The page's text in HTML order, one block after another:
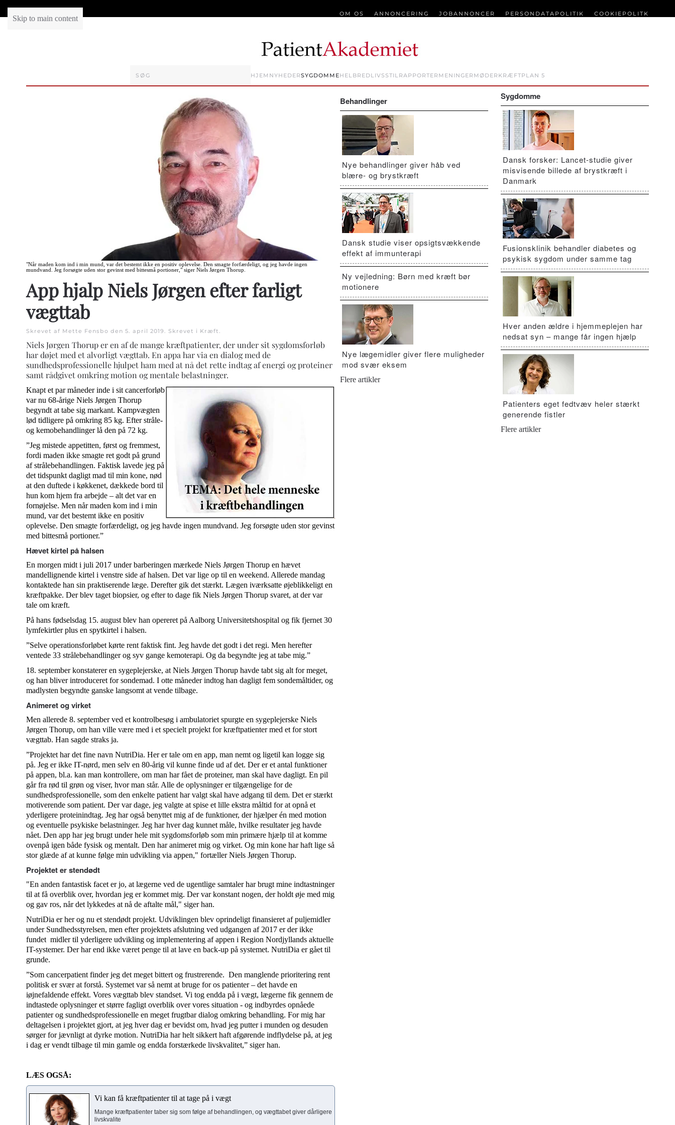
Skip to main content
OM OS ANNONCERING JOBANNONCER PERSONDATAPOLITIK COOKIEPOLITK
HJEM NYHEDERSYGDOMMEHELBREDLIVSSTILRAPPORTER MENINGER MØDER KRÆFTPLAN 5
"Når maden kom ind i min mund, var det bestemt ikke en positiv oplevelse. Den smagte forfærdeligt, og jeg havde ingen
mundvand. Jeg forsøgte uden stor gevinst med bittesmå portioner," siger Niels Jørgen Thorup.
App hjalp Niels Jørgen efter farligt
vægttab
Skrevet af Mette Fensbo den 5. april 2019. Skrevet i Kræft.
Niels Jørgen Thorup er en af de mange kræftpatienter, der under sit sygdomsforløb
har døjet med et alvorligt vægttab. En appa har via en dialog med de
sundhedsprofessionelle hjulpet ham med at nå det rette indtag af energi og proteiner
samt rådgivet omkring motion og mentale belastninger.
Knapt et par måneder inde i sit cancerforløb
var nu 68-årige Niels Jørgen Thorup
begyndt at tabe sig markant. Kampvægten
lød tidligere på omkring 85 kg. Efter stråle-
og kemobehandlinger lå den på 72 kg.
”Jeg mistede appetitten, først og fremmest,
fordi maden ikke smagte ret godt på grund
af strålebehandlingen. Faktisk lavede jeg på
det tidspunkt dagligt mad til min kone, nød
at den duftede i køkkenet, dækkede bord til
hun kom hjem fra arbejde – alt det var en
fornøjelse. Men når maden kom ind i min
mund, var det bestemt ikke en positiv
oplevelse. Den smagte forfærdeligt, og jeg havde ingen mundvand. Jeg forsøgte uden stor gevinst
med bittesmå portioner.”
Hævet kirtel på halsen
En morgen midt i juli 2017 under barberingen mærkede Niels Jørgen Thorup en hævet
mandellignende kirtel i venstre side af halsen. Det var lige op til en weekend. Allerede mandag
kontaktede han sin praktiserende læge. Derefter gik det stærkt. Lægen iværksatte øjeblikkeligt en
kræftpakke. Der blev taget biopsier, og efter to dage fik Niels Jørgen Thorup svaret, at der var
tale om kræft.
På hans fødselsdag 15. august blev han opereret på Aalborg Universitetshospital og fik fjernet 30
lymfekirtler plus en spytkirtel i halsen.
”Selve operationsforløbet kørte rent faktisk fint. Jeg havde det godt i det regi. Men herefter
ventede 33 strålebehandlinger og syv gange kemoterapi. Og da begyndte jeg at tabe mig.”
18. september konstaterer en sygeplejerske, at Niels Jørgen Thorup havde tabt sig alt for meget,
og han bliver introduceret for sondemad. I otte måneder indtog han dagligt fem sondemåltider, og
madlysten begyndte ganske langsomt at vende tilbage.
Animeret og virket
Men allerede 8. september ved et kontrolbesøg i ambulatoriet spurgte en sygeplejerske Niels
Jørgen Thorup, om han ville være med i et specielt projekt for kræftpatienter med et for stort
vægttab. Han sagde straks ja.
”Projektet har det fine navn NutriDia. Her er tale om en app, man nemt og ligetil kan logge sig
på. Jeg er ikke IT-nørd, men selv en 80-årig vil kunne finde ud af det. Der er et antal funktioner
på appen, bl.a. kan man kontrollere, om man har fået de proteiner, man skal have dagligt. En pil
går fra rød til grøn og viser, hvor man står. Alle de oplysninger er tilgængelige for de
sundhedsprofessionelle, som den enkelte patient har valgt skal have adgang til dem. Det er stærkt
motiverende som patient. Der var dage, jeg valgte at spise et lille ekstra måltid for at opnå et
yderligere proteinindtag. Jeg har også benyttet mig af de funktioner, der hjælper én med motion
og eventuelle psykiske belastninger. Jeg har hver dag kunnet måle, hvilke resultater jeg havde
nået. Den app har jeg brugt under hele mit sygdomsforløb som min primære hjælp til at komme
ovenpå igen både fysisk og mentalt. Den har animeret mig og virket. Og min kone har haft lige så
stor glæde af at kunne følge min udvikling via appen," fortæller Niels Jørgen Thorup.
Projektet er stendødt
"En anden fantastisk facet er jo, at lægerne ved de ugentlige samtaler har brugt mine indtastninger
til at få overblik over, hvordan jeg er kommet mig. Der var konstant nogen, der holdt øje med mig
og gav ros, når det lykkedes at nå de aftalte mål," siger han.
NutriDia er her og nu et stendødt projekt. Udviklingen blev oprindeligt finansieret af puljemidler
under Sundhedsstyrelsen, men efter projektets afslutning ved udgangen af 2017 er der ikke
fundet midler til yderligere udvikling og implementering af appen i Region Nordjyllands aktuelle
IT-systemer. Der har end ikke været penge til at lave en back-up på systemet. NutriDia er gået til
grunde.
”Som cancerpatient finder jeg det meget bittert og frustrerende. Den manglende prioritering rent
politisk er svær at forstå. Systemet var så nemt at bruge for os patienter – det havde en
iøjnefaldende effekt. Vores vægttab blev standset. Vi tog endda på i vægt, lægerne fik gennem de
indtastede oplysninger et større fagligt overblik over vores situation - og indbyrdes opnåede
patienter og sundhedsprofessionelle en meget frugtbar dialog omkring behandling. For mig har
deltagelsen i projektet gjort, at jeg hver dag er bevidst om, hvad jeg putter i munden og desuden
sørger for jævnligt at dyrke motion. NutriDia har helt sikkert haft afgørende indflydelse på, at jeg
i dag er vendt tilbage til min gamle og endda forstærkede livskvalitet,” siger han.
LÆS OGSÅ:
Vi kan få kræftpatienter til at tage på i vægt
Mange kræftpatienter taber sig som følge af behandlingen, og vægttabet giver dårligere
livskvalite
Behandlinger
Nye behandlinger giver håb ved
blære- og brystkræft
Dansk studie viser opsigtsvækkende
effekt af immunterapi
Ny vejledning: Børn med kræft bør
motionere
Nye lægemidler giver flere muligheder
mod svær eksem
Flere artikler
Sygdomme
Dansk forsker: Lancet-studie giver
misvisende billede af brystkræft i
Danmark
Fusionsklinik behandler diabetes og
psykisk sygdom under samme tag
Hver anden ældre i hjemmeplejen har
nedsat syn – mange får ingen hjælp
Patienters eget fedtvæv heler stærkt
generende fistler
Flere artikler